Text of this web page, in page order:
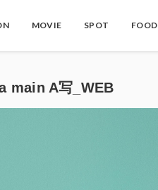
MOVIE SPOT FOOD
main A写_WEB